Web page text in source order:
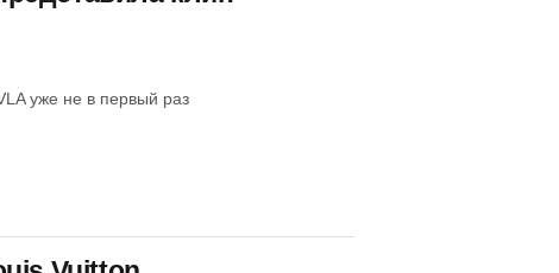
уже не в первый раз